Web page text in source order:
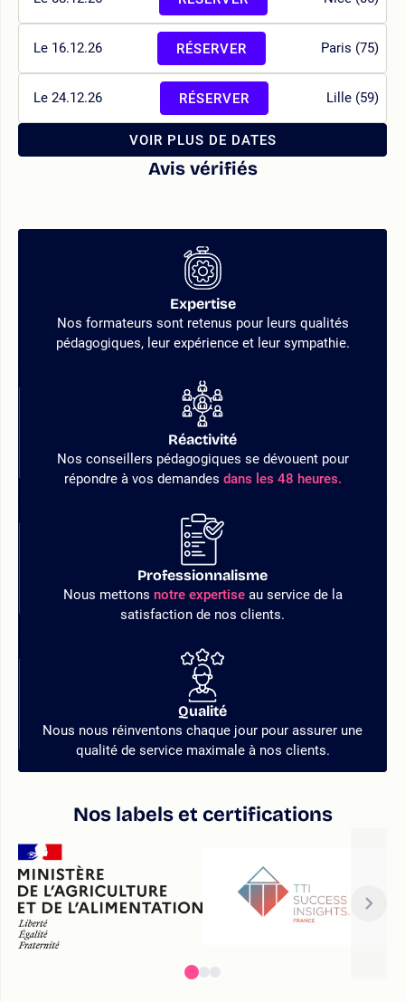
Le 16.12.26 Paris (75)
RÉSERVER
Le 24.12.26 Lille (59)
RÉSERVER
VOIR PLUS DE DATES
Avis vérifiés
Expertise
Nos formateurs sont retenus pour leurs qualités
pédagogiques, leur expérience et leur sympathie.
Réactivité
Nos conseillers pédagogiques se dévouent pour
répondre à vos demandes dans les 48 heures.
Professionnalisme
Nous mettons notre expertiseau service de la
satisfaction de nos clients.
Qualité
Nous nous réinventons chaque jour pour assurer une
qualité de service maximale à nos clients.
Nos labels et certifications